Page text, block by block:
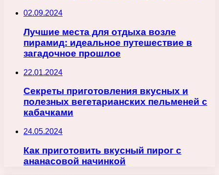
02.09.2024
Лучшие места для отдыха возле
пирамид: идеальное путешествие в
загадочное прошлое
22.01.2024
Секреты приготовления вкусных и
полезных вегетарианских пельменей с
кабачками
24.05.2024
Как приготовить вкусный пирог с
ананасовой начинкой